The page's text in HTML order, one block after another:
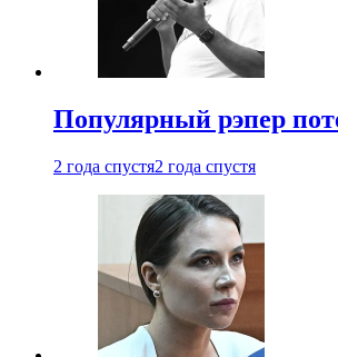
Популярный рэпер
2 года спустя2 года спустя